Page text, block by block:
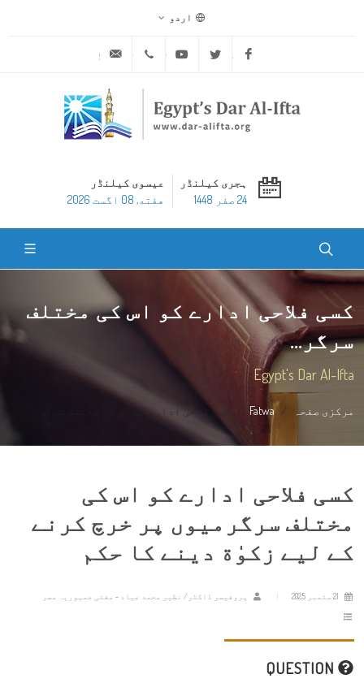
اردو
Facebook
Twitter
Youtube
ہجری کیلنڈر
24 صفر 1448
عیسوی کیلنڈر
هفته, 08 اگست 2026
کسی فلاحی ادارے کو اس کی مختلف
سرگر...
Egypt's Dar Al-Ifta
مرکزی صفحہ Fatwa کسی فلاحی ادارے کو اس کی مختلف سرگر...
کسی فلاحی ادارے کو اس کی
مختلف سرگرمیوں پر خرچ کرنے
کے لیے زکوٰة دینے کا حکم
پروفیسر ڈاکٹر/ نظیر محمد عیاد - مفتی جمہوریہ مصر